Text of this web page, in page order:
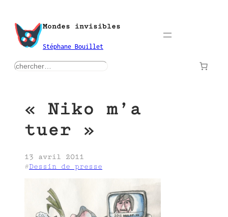
contenu
Mondes invisibles
Stéphane Bouillet
rechercher
« Niko m’a
tuer »
13 avril 2011
#Dessin de presse